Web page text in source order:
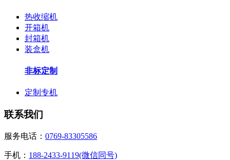
热收缩机
开箱机
封箱机
装盒机
非标定制
定制专机
联系我们
服务电话： 0769-83305586
手机： 188-2433-9119(微信同号)